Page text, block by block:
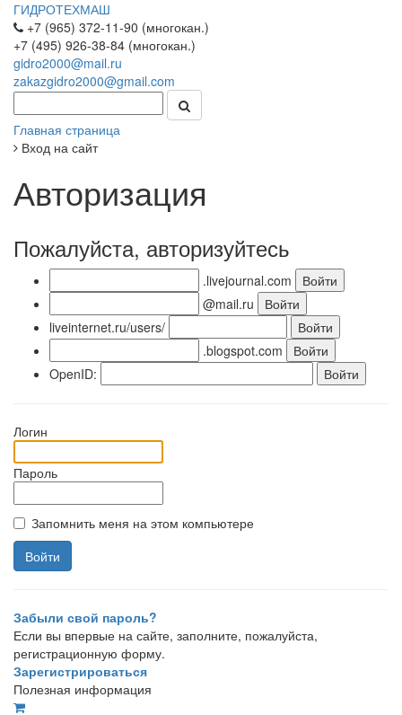
ГИДРОТЕХМАШ
+7 (965) 372-11-90 (многокан.)
+7 (495) 926-38-84 (многокан.)
gidro2000@mail.ru
zakazgidro2000@gmail.com
Главная страница
Вход на сайт
Авторизация
Пожалуйста, авторизуйтесь
.livejournal.com
@mail.ru
liveinternet.ru/users/
.blogspot.com
OpenID:
Логин
Пароль
Запомнить меня на этом компьютере
Забыли свой пароль?
Если вы впервые на сайте, заполните, пожалуйста,
регистрационную форму.
Зарегистрироваться
Полезная информация